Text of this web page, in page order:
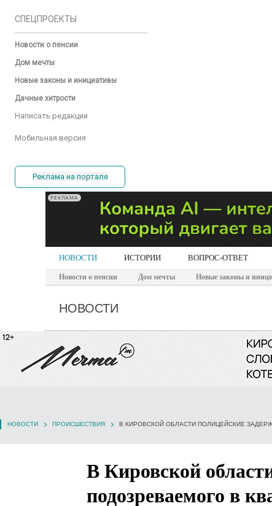
СПЕЦПРОЕКТЫ
Новости о пенсии
Дом мечты
Новые законы и инициативы
Дачные хитрости
Написать редакции
Мобильная версия
Реклама на портале
РЕКЛАМА
НОВОСТИ ИСТОРИИ ВОПРОС-ОТВЕТ
Новости о пенсии Дом мечты Новые законы и
НОВОСТИ
НОВОСТИ ПРОИСШЕСТВИЯ В КИРОВСКОЙ ОБЛАСТИ ПОЛИЦЕЙСКИЕ
В Кировской
подозреваемого в